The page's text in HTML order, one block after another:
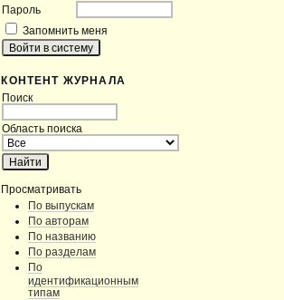
Пароль
Запомнить меня
КОНТЕНТ ЖУРНАЛА
Поиск
Область поиска
Просматривать
По выпускам
По авторам
По названию
По разделам
По
идентификационным
типам